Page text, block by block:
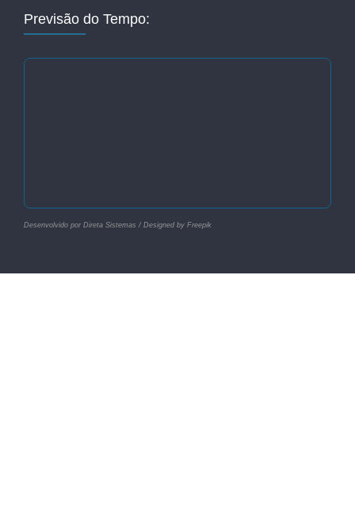
Previsão do Tempo:
Desenvolvido por Direta Sistemas / Designed by Freepik